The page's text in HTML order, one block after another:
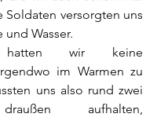
Soldaten versorgten uns
und Wasser.
hatten wir keine
im Warmen zu
uns also rund zwei
aufhalten,